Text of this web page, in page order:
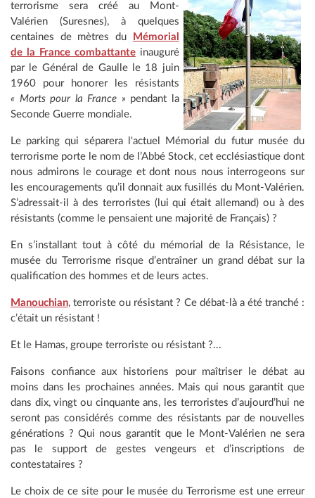
terrorisme sera créé au Mont-
Valérien (Suresnes), à quelques
centaines de mètres du
Mémorial
de la France combattanteinauguré
par le Général de Gaulle le 18 juin
1960 pour honorer les résistants
« Morts pour la France » pendant la
Seconde Guerre mondiale.
Le parking qui séparera l'actuel Mémorial du futur musée du
terrorisme porte le nom de l’Abbé Stock, cet ecclésiastique dont
nous admirons le courage et dont nous nous interrogeons sur
les encouragements qu’il donnait aux fusillés du Mont-Valérien.
S’adressait-il à des terroristes (lui qui était allemand) ou à des
résistants (comme le pensaient une majorité de Français) ?
En s’installant tout à côté du mémorial de la Résistance, le
musée du Terrorisme risque d’entraîner un grand débat sur la
qualification des hommes et de leurs actes.
Manouchian, terroriste ou résistant ? Ce débat-là a été tranché :
c’était un résistant !
Et le Hamas, groupe terroriste ou résistant ?...
Faisons confiance aux historiens pour maîtriser le débat au
moins dans les prochaines années. Mais qui nous garantit que
dans dix, vingt ou cinquante ans, les terroristes d’aujourd’hui ne
seront pas considérés comme des résistants par de nouvelles
générations ? Qui nous garantit que le Mont-Valérien ne sera
pas le support de gestes vengeurs et d’inscriptions de
contestataires ?
Le choix de ce site pour le musée du Terrorisme est une erreur